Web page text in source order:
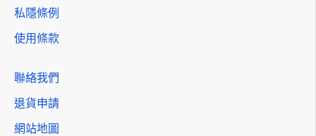
私隱條例
使用條款
聯絡我們
退貨申請
網站地圖